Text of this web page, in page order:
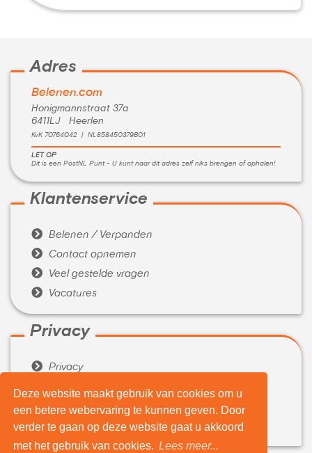
Deze website maakt gebruik van cookies om u
een betere webervaring te kunnen geven. Door
verder te gaan op deze website gaat u akkoord
met het gebruik van cookies. Lees meer...
Adres
Belenen.com
Honigmannstraat 37a
6411LJ Heerlen
KvK 70764042 | NL858450379B01
LET OP
Dit is een PostNL Punt - U kunt naar dit adres zelf niks brengen of ophalen!
Klantenservice
 Belenen / Verpanden
 Contact opnemen
 Veel gestelde vragen
 Vacatures
Privacy
 Privacy
Algemene voorwaarden
Over ons
 Wie zijn wij